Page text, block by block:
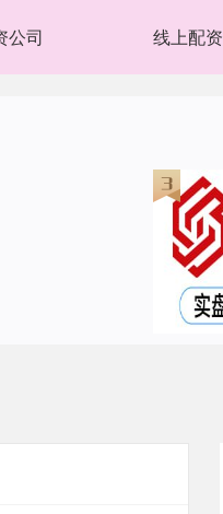
公司 线上配